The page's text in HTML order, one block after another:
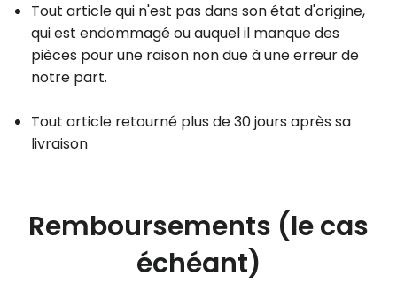
Tout article qui n'est pas dans son état d'origine,
qui est endommagé ou auquel il manque des
pièces pour une raison non due à une erreur de
notre part.
Tout article retourné plus de 30 jours après sa
livraison
Remboursements (le cas
échéant)